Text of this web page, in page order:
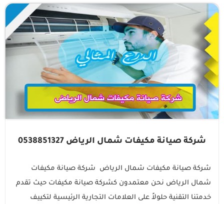
شركة صيانة مكيفات شمال الرياض 0538851327
شركة صيانة مكيفات شمال الرياض شركة صيانة مكيفات
شمال الرياض نحن معتمدون كشركة صيانة مكيفات حيث تقدم
خدمتنا التقنية حلولاً على العلامات التجارية الرئيسية لتكييف